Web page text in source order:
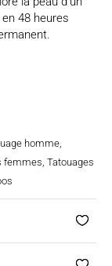
48 heures
homme
femmes Tatouages